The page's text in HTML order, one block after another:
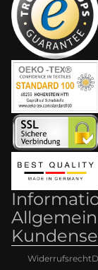
Allgemein
Widerrufsrecht